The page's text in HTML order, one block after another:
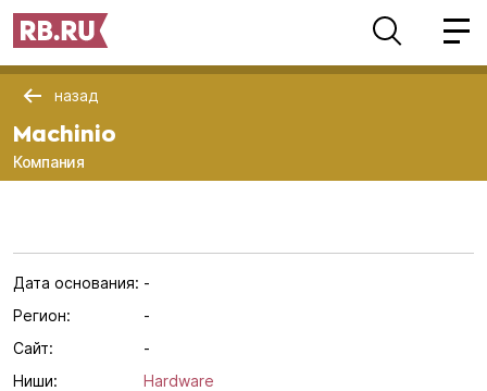
назад
Machinio
Компания
Дата основания: -
Регион:
-
Сайт:
-
Ниши:
Hardware